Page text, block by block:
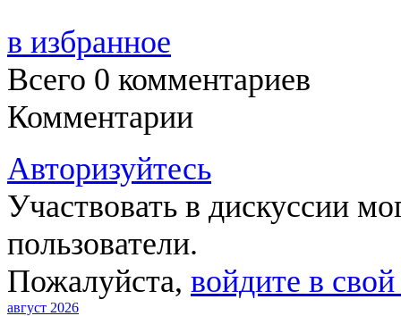
в избранное
Всего 0 комментариев
Комментарии
Авторизуйтесь
Участвовать в дискуссии
пользователи.
Пожалуйста, войдите в свой
август 2026